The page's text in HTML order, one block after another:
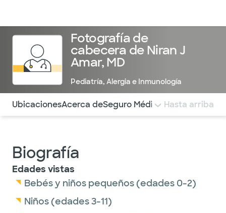
Fotografía de
cabecera de Niran J
Amar, MD
Pediatría, Alergia e Inmunología
Utilice esta navegación para saltar rápidamente a
UbicacionesAcerca deSeguro Médico COMENTARIOS
Hasta arriba
Biografía
Edades vistas
Bebés y niños pequeños (edades 0-2)
Niños (edades 3-11)